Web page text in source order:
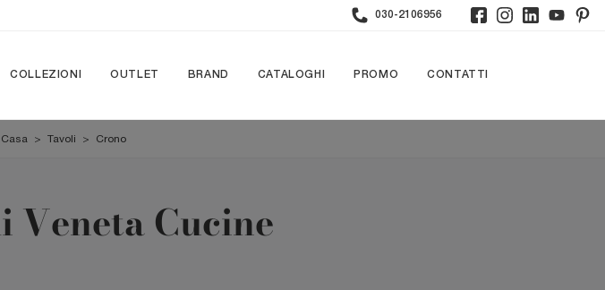
030-2106956
COLLEZIONI OUTLET BRAND CATALOGHI PROMO CONTATTI
> Tavoli > Crono
Veneta Cucine